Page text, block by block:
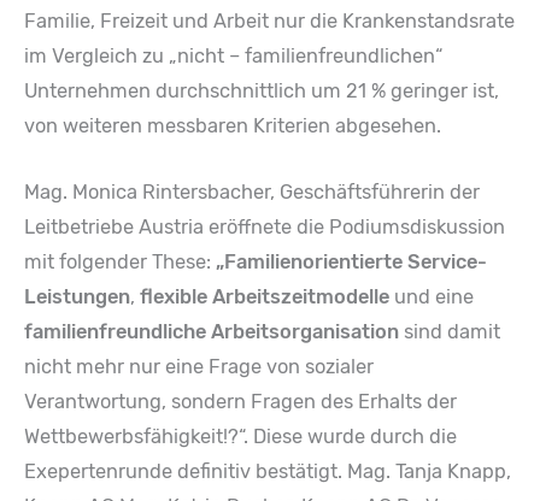
Familie, Freizeit und Arbeit nur die Krankenstandsrate
im Vergleich zu „nicht – familienfreundlichen“
Unternehmen durchschnittlich um 21 % geringer ist,
von weiteren messbaren Kriterien abgesehen.
Mag. Monica Rintersbacher, Geschäftsführerin der
Leitbetriebe Austria eröffnete die Podiumsdiskussion
mit folgender These: „Familienorientierte Service-
Leistungen, flexible Arbeitszeitmodelle und eine
familienfreundliche Arbeitsorganisation sind damit
nicht mehr nur eine Frage von sozialer
Verantwortung, sondern Fragen des Erhalts der
Wettbewerbsfähigkeit!?“. Diese wurde durch die
Exepertenrunde definitiv bestätigt. Mag. Tanja Knapp,